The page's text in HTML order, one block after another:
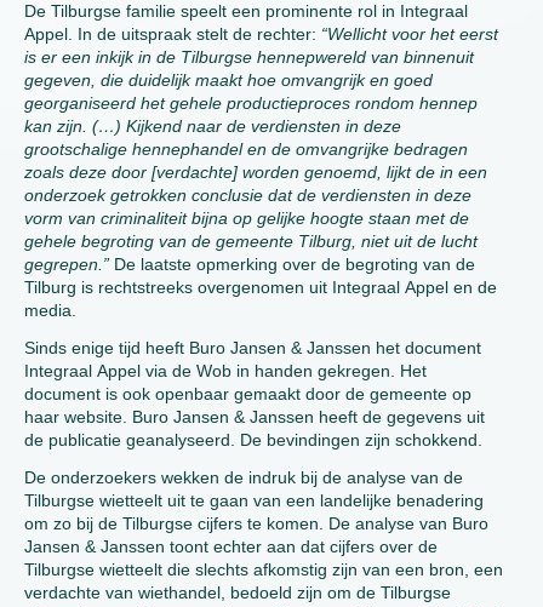
De Tilburgse familie speelt een prominente rol in Integraal
Appel. In de uitspraak stelt de rechter: “Wellicht voor het eerst
is er een inkijk in de Tilburgse hennepwereld van binnenuit
gegeven, die duidelijk maakt hoe omvangrijk en goed
georganiseerd het gehele productieproces rondom hennep
kan zijn. (…) Kijkend naar de verdiensten in deze
grootschalige hennephandel en de omvangrijke bedragen
zoals deze door [verdachte] worden genoemd, lijkt de in een
onderzoek getrokken conclusie dat de verdiensten in deze
vorm van criminaliteit bijna op gelijke hoogte staan met de
gehele begroting van de gemeente Tilburg, niet uit de lucht
gegrepen.” De laatste opmerking over de begroting van de
Tilburg is rechtstreeks overgenomen uit Integraal Appel en de
media.
Sinds enige tijd heeft Buro Jansen & Janssen het document
Integraal Appel via de Wob in handen gekregen. Het
document is ook openbaar gemaakt door de gemeente op
haar website. Buro Jansen & Janssen heeft de gegevens uit
de publicatie geanalyseerd. De bevindingen zijn schokkend.
De onderzoekers wekken de indruk bij de analyse van de
Tilburgse wietteelt uit te gaan van een landelijke benadering
om zo bij de Tilburgse cijfers te komen. De analyse van Buro
Jansen & Janssen toont echter aan dat cijfers over de
Tilburgse wietteelt die slechts afkomstig zijn van een bron, een
verdachte van wiethandel, bedoeld zijn om de Tilburgse